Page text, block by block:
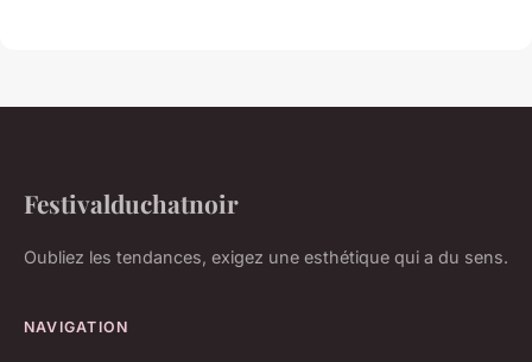
Festivalduchatnoir
Oubliez les tendances, exigez une esthétique qui a du sens.
NAVIGATION